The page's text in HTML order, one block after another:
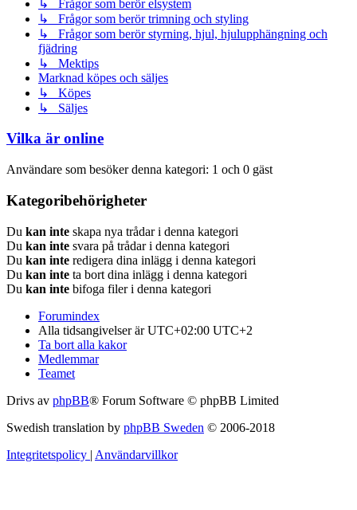
↳ Frågor som berör elsystem
↳ Frågor som berör trimning och styling
↳ Frågor som berör styrning, hjul, hjulupphängning och
fjädring
↳ Mektips
Marknad köpes och säljes
↳ Köpes
↳ Säljes
Vilka är online
Användare som besöker denna kategori: 1 och 0 gäst
Kategoribehörigheter
Du kan inte skapa nya trådar i denna kategori
Du kan inte svara på trådar i denna kategori
Du kan inte redigera dina inlägg i denna kategori
Du kan inte ta bort dina inlägg i denna kategori
Du kan inte bifoga filer i denna kategori
Forumindex
Alla tidsangivelser är UTC+02:00 UTC+2
Ta bort alla kakor
Medlemmar
Teamet
Drivs av phpBB® Forum Software © phpBB Limited
Swedish translation by phpBB Sweden © 2006-2018
Integritetspolicy | Användarvillkor